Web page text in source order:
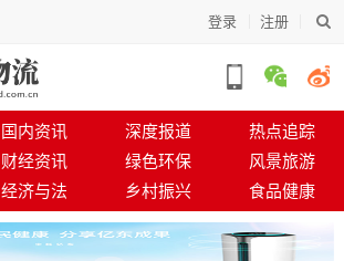
登录 注册
国内资讯 深度报道
热点追踪
财经资讯 绿色环保
风景旅游
经济与法 乡村振兴 食品健康